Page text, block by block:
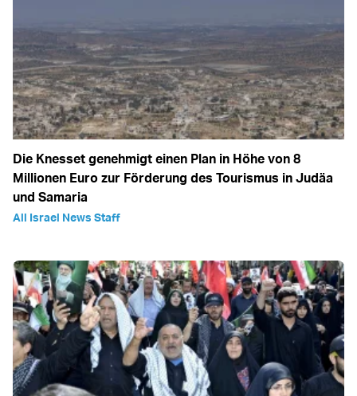
Die Knesset genehmigt einen Plan in Höhe von 8
Millionen Euro zur Förderung des Tourismus in Judäa
und Samaria
All Israel News Staff